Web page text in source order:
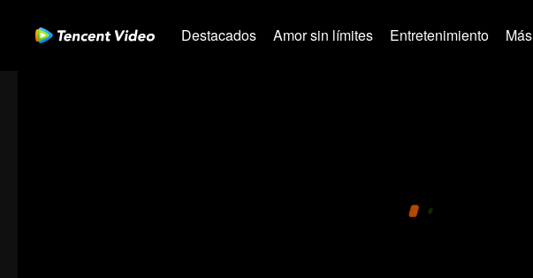
Destacados Amor sin límites Entretenimiento Más